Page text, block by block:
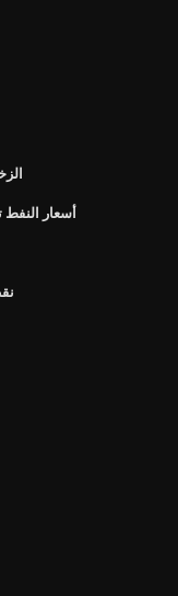
أسعار